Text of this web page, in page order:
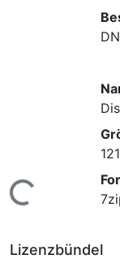
Lade...
Lizenzbündel